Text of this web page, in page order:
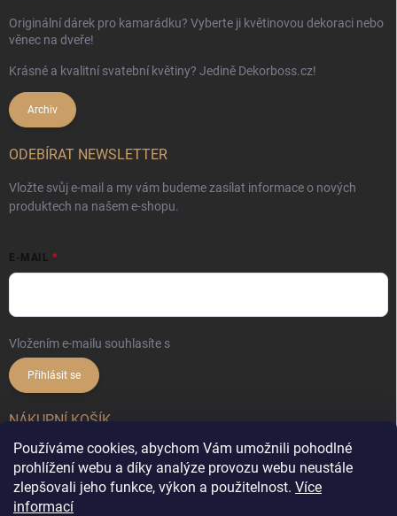
Používáme cookies, abychom Vám umožnili pohodlné
prohlížení webu a díky analýze provozu webu neustále
zlepšovali jeho funkce, výkon a použitelnost. Více
informací
Originální dárek pro kamarádku? Vyberte ji květinovou dekoraci nebo
věnec na dveře!
Krásné a kvalitní svatební květiny? Jedině Dekorboss.cz!
Archiv
ODEBÍRAT NEWSLETTER
Vložte svůj e-mail a my vám budeme zasílat informace o nových
produktech na našem e-shopu.
E-MAIL
Vložením e-mailu souhlasíte s
Přihlásit se
NÁKUPNÍ KOŠÍK
0ks /0 Kč